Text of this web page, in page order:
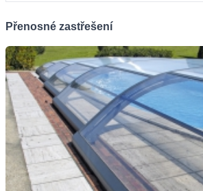
Přenosné zastřešení